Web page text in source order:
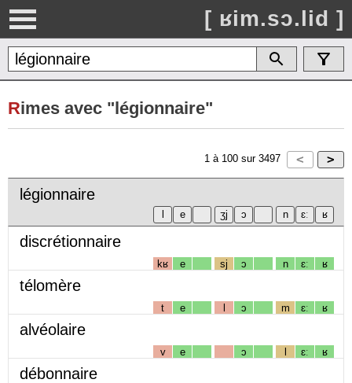
[ ʁim.sɔ.lid ]
Rimes avec "légionnaire"
1 à 100 sur 3497
légionnaire
discrétionnaire
kʁ e sj ɔ n ɛː ʁ
télomère
t e l ɔ m ɛː ʁ
alvéolaire
v e ɔ l ɛː ʁ
débonnaire